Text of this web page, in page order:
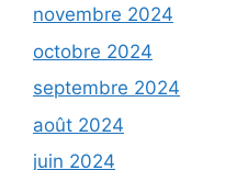
novembre 2024
octobre 2024
septembre 2024
août 2024
juin 2024